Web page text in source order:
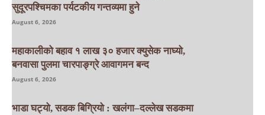
सुदूरपश्चिमका पर्यटकीय गन्तव्यमा हुने
August 6, 2026
महाकालीको बहाव १ लाख ३० हजार क्युसेक नाघ्यो,
बनवासा पुलमा चारपाङ्ग्रे आवागमन बन्द
August 6, 2026
भाडा घट्यो, सडक बिग्रियो : खलंगा–दल्लेख सडकमा